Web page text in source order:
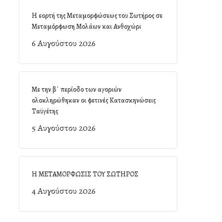
Η εορτή της Μεταμορφώσεως του Σωτήρος σε
Μεταμόρφωση Μολάων και Ανθοχώρι
6 Αυγούστου 2026
Με την β΄ περίοδο των αγοριών
ολοκληρώθηκαν οι φετινές Κατασκηνώσεις
Ταϋγέτης
5 Αυγούστου 2026
Η ΜΕΤΑΜΟΡΦΩΣΙΣ ΤΟΥ ΣΩΤΗΡΟΣ
4 Αυγούστου 2026